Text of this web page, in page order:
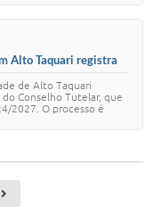
Alto Taquari registra
de Alto Taquari
Conselho Tutelar, que
2027. O processo é